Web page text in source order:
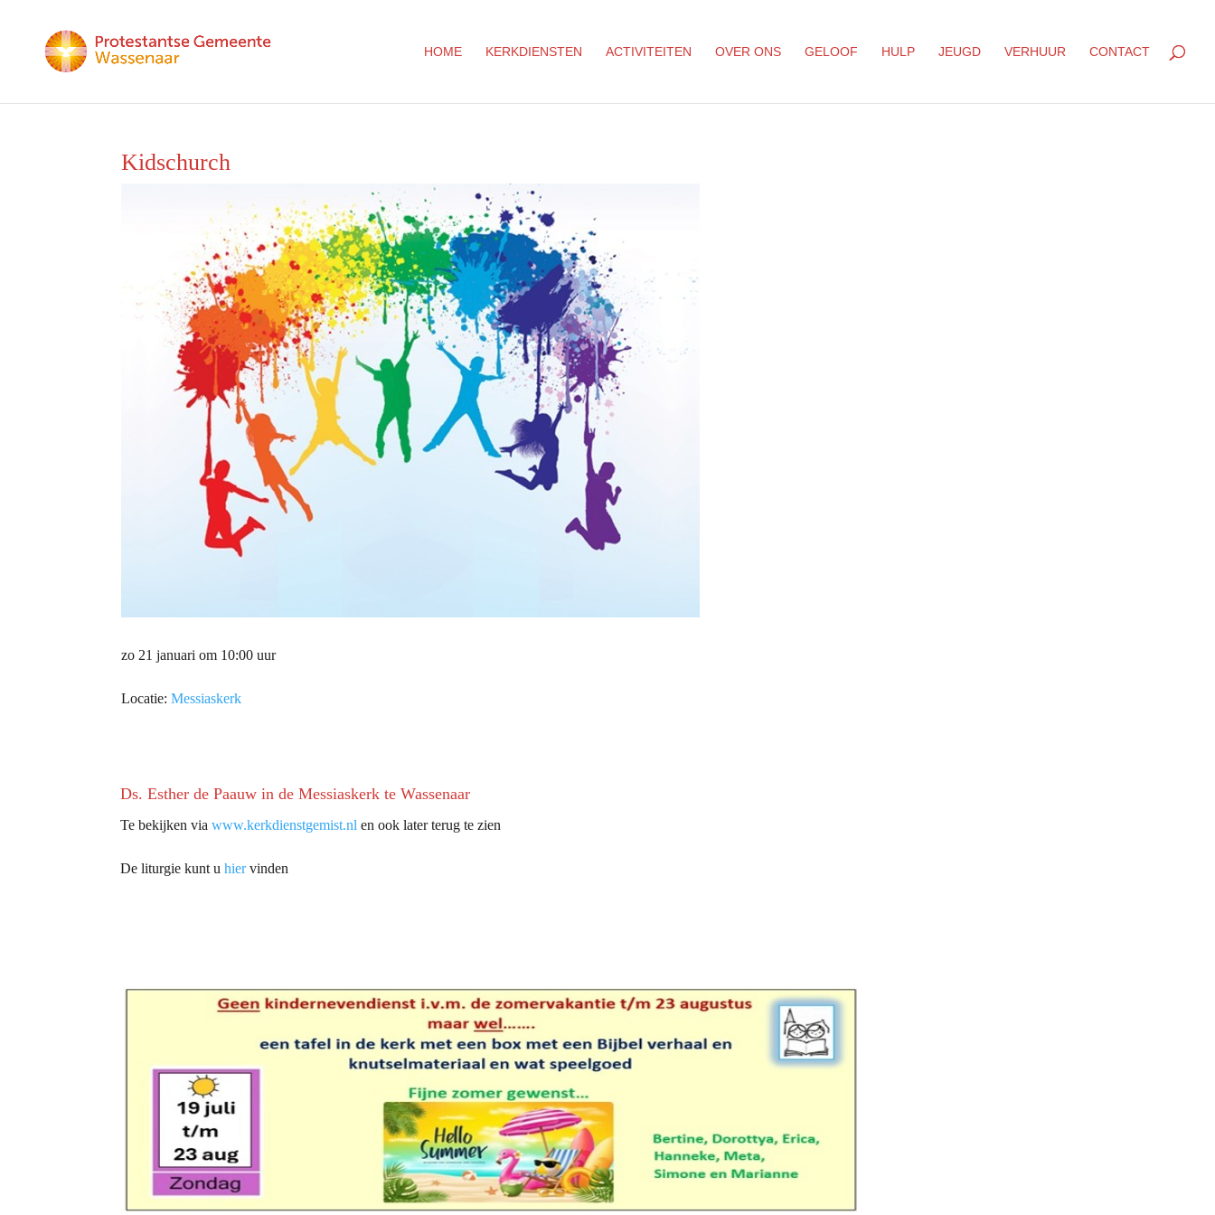
HOME KERKDIENSTEN ACTIVITEITEN OVER ONS GELOOF HULP JEUGD VERHUUR CONTACT
Kidschurch
zo 21 januari om 10:00 uur
Locatie:Messiaskerk
Ds. Esther de Paauw in de Messiaskerk te Wassenaar
Te bekijken viawww.kerkdienstgemist.nl en ook later terug te zien
De liturgie kunt uhiervinden